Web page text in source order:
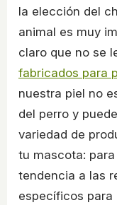
la elección del
animal es muy
claro que no se
fabricados para
nuestra piel no
del perro y
variedad de
tu mascota:
tendencia a las
específicos para